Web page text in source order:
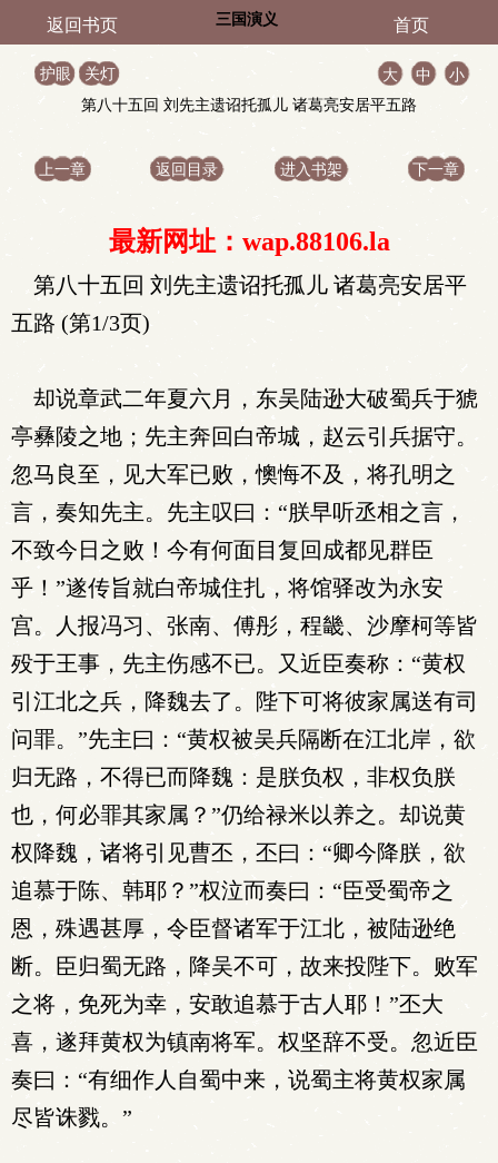
返回书页 三国演义 首页
护眼 关灯 大 中
小
第八十五回 刘先主遗诏托孤儿 诸葛亮安居平五路
上一章 返回目录 进入书架 下一章
最新网址：wap.88106.la
第八十五回 刘先主遗诏托孤儿 诸葛亮安居平
五路 (第1/3页)
却说章武二年夏六月，东吴陆逊大破蜀兵于猇
亭彝陵之地；先主奔回白帝城，赵云引兵据守。
忽马良至，见大军已败，懊悔不及，将孔明之
言，奏知先主。先主叹曰：“朕早听丞相之言，
不致今日之败！今有何面目复回成都见群臣
乎！”遂传旨就白帝城住扎，将馆驿改为永安
宫。人报冯习、张南、傅彤，程畿、沙摩柯等皆
殁于王事，先主伤感不已。又近臣奏称：“黄权
引江北之兵，降魏去了。陛下可将彼家属送有司
问罪。”先主曰：“黄权被吴兵隔断在江北岸，欲
归无路，不得已而降魏：是朕负权，非权负朕
也，何必罪其家属？”仍给禄米以养之。却说黄
权降魏，诸将引见曹丕，丕曰：“卿今降朕，欲
追慕于陈、韩耶？”权泣而奏曰：“臣受蜀帝之
恩，殊遇甚厚，令臣督诸军于江北，被陆逊绝
断。臣归蜀无路，降吴不可，故来投陛下。败军
之将，免死为幸，安敢追慕于古人耶！”丕大
喜，遂拜黄权为镇南将军。权坚辞不受。忽近臣
奏曰：“有细作人自蜀中来，说蜀主将黄权家属
尽皆诛戮。”